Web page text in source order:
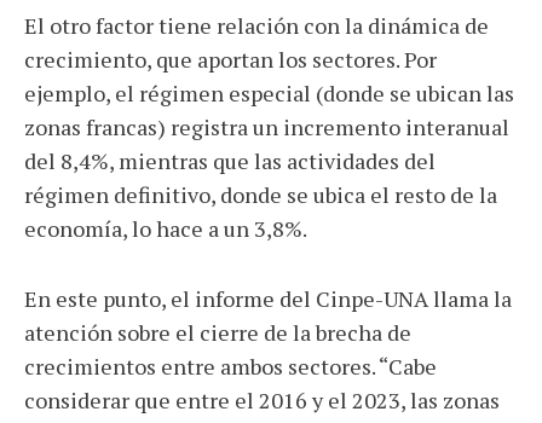
El otro factor tiene relación con la dinámica de
crecimiento, que aportan los sectores. Por
ejemplo, el régimen especial (donde se ubican las
zonas francas) registra un incremento interanual
del 8,4%, mientras que las actividades del
régimen definitivo, donde se ubica el resto de la
economía, lo hace a un 3,8%.
En este punto, el informe del Cinpe-UNA llama la
atención sobre el cierre de la brecha de
crecimientos entre ambos sectores. “Cabe
considerar que entre el 2016 y el 2023, las zonas